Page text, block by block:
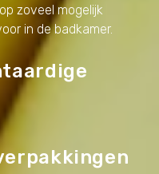
zoveel mogelijk
in de badkamer.